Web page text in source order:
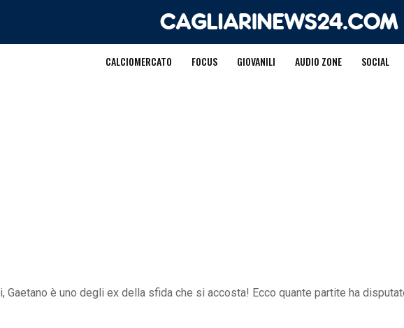
CALCIOMERCATO FOCUS GIOVANILI AUDIO ZONE SOCIAL
Gaetano è uno degli ex della sfida che si accosta! Ecco quante partite ha